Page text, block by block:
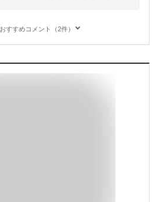
すすめコメント（2件）